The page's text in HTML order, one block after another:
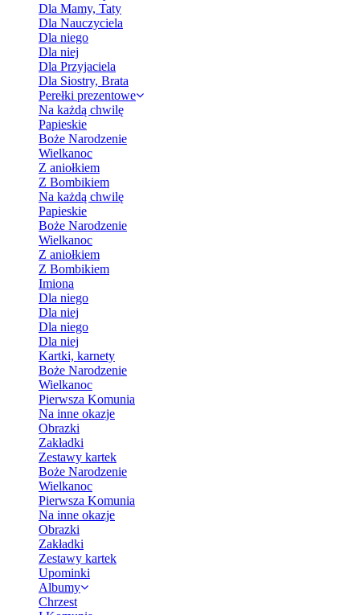
Dla Mamy, Taty
Dla Nauczyciela
Dla niego
Dla niej
Dla Przyjaciela
Dla Siostry, Brata
Perełki prezentowe
Na każdą chwilę
Papieskie
Boże Narodzenie
Wielkanoc
Z aniołkiem
Z Bombikiem
Na każdą chwilę
Papieskie
Boże Narodzenie
Wielkanoc
Z aniołkiem
Z Bombikiem
Imiona
Dla niego
Dla niej
Dla niego
Dla niej
Kartki, karnety
Boże Narodzenie
Wielkanoc
Pierwsza Komunia
Na inne okazje
Obrazki
Zakładki
Zestawy kartek
Boże Narodzenie
Wielkanoc
Pierwsza Komunia
Na inne okazje
Obrazki
Zakładki
Zestawy kartek
Upominki
Albumy
Chrzest